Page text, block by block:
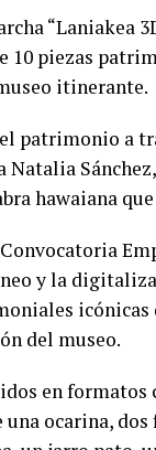
“Laniakea
10 piezas
itinerante.
patrimonio a
Natalia
hawaiana
y la
icónicas
del museo.
en
ocarina, dos